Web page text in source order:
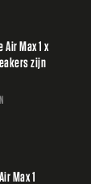
Max 1 x
zijn
Max 1